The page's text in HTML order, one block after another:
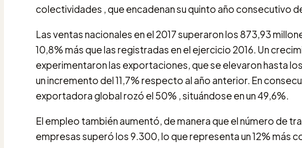
colectividades , que encadenan su quinto año consecutivo
Las ventas nacionales en el 2017 superaron los 873,93
10,8% más que las registradas en el ejercicio 2016. Un
experimentaron las exportaciones, que se elevaron hasta
un incremento del 11,7% respecto al año anterior. En
exportadora global rozó el 50% , situándose en un 49,6%.
El empleo también aumentó, de manera que el número de
empresas superó los 9.300, lo que representa un 12% más